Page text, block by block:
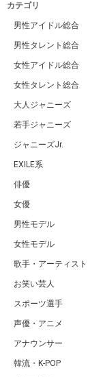
カテゴリ
男性アイドル総合
男性タレント総合
女性アイドル総合
女性タレント総合
大人ジャニーズ
若手ジャニーズ
ジャニーズJr.
EXILE系
俳優
女優
男性モデル
女性モデル
歌手・アーティスト
お笑い芸人
スポーツ選手
声優・アニメ
アナウンサー
韓流・K-POP